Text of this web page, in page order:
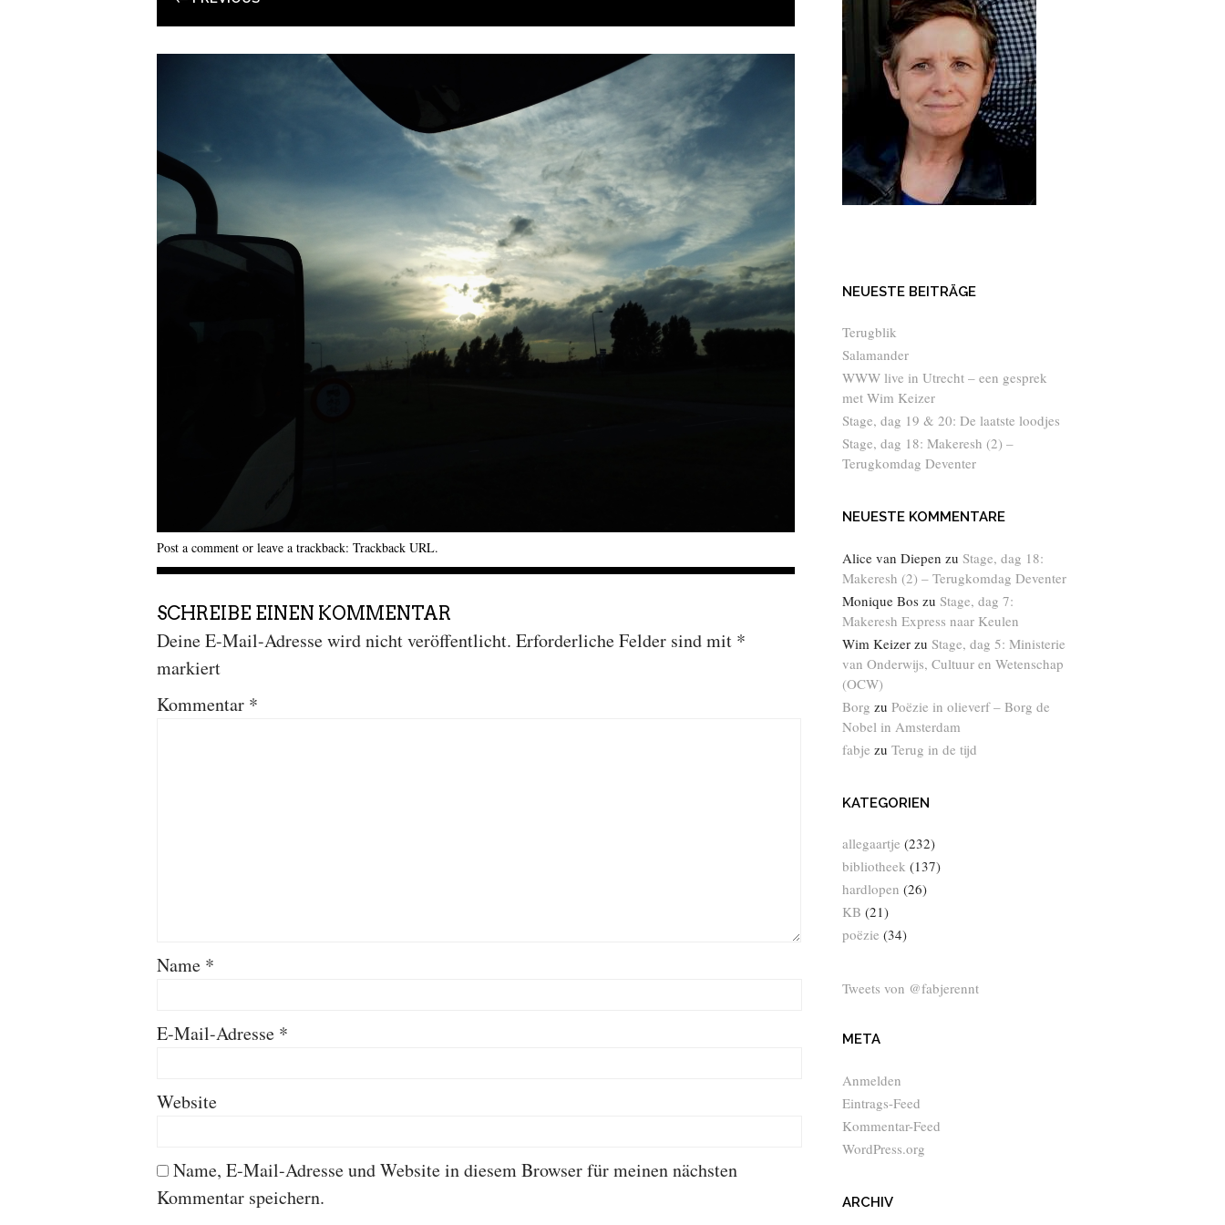
Post a comment or leave a trackback: Trackback URL.
SCHREIBE EINEN KOMMENTAR
Deine E-Mail-Adresse wird nicht veröffentlicht. Erforderliche Felder sind mit *
markiert
Kommentar *
Name *
E-Mail-Adresse *
Website
Name, E-Mail-Adresse und Website in diesem Browser für meinen nächsten
Kommentar speichern.
NEUESTE BEITRÄGE
Terugblik
Salamander
WWW live in Utrecht – een gesprek
met Wim Keizer
Stage, dag 19 & 20: De laatste loodjes
Stage, dag 18: Makeresh (2) –
Terugkomdag Deventer
NEUESTE KOMMENTARE
Alice van Diepen zu Stage, dag 18:
Makeresh (2) – Terugkomdag Deventer
Monique Bos zu Stage, dag 7:
Makeresh Express naar Keulen
Wim Keizer zu Stage, dag 5: Ministerie
van Onderwijs, Cultuur en Wetenschap
(OCW)
Borg zu Poëzie in olieverf – Borg de
Nobel in Amsterdam
fabje zu Terug in de tijd
KATEGORIEN
allegaartje (232)
bibliotheek (137)
hardlopen (26)
KB (21)
poëzie (34)
Tweets von @fabjerennt
META
Anmelden
Eintrags-Feed
Kommentar-Feed
WordPress.org
ARCHIV